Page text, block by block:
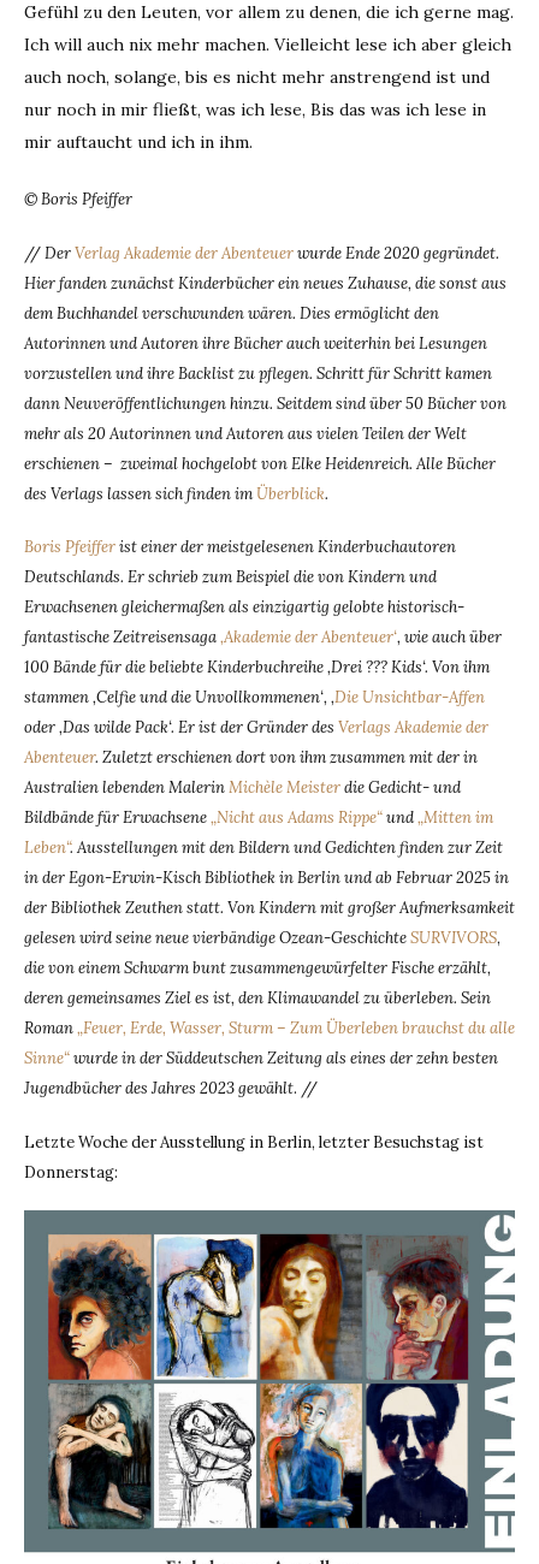
Gefühl zu den Leuten, vor allem zu denen, die ich gerne mag.
Ich will auch nix mehr machen. Vielleicht lese ich aber gleich
auch noch, solange, bis es nicht mehr anstrengend ist und
nur noch in mir fließt, was ich lese, Bis das was ich lese in
mir auftaucht und ich in ihm.
© Boris Pfeiffer
//DerVerlag Akademie der Abenteuerwurde Ende 2020 gegründet.
Hier fanden zunächst Kinderbücher ein neues Zuhause, die sonst aus
dem Buchhandel verschwunden wären. Dies ermöglicht den
Autorinnen und Autoren ihre Bücher auch weiterhin bei Lesungen
vorzustellen und ihre Backlist zu pflegen. Schritt für Schritt kamen
dann Neuveröffentlichungen hinzu. Seitdem sind über 50 Bücher von
mehr als 20 Autorinnen und Autoren aus vielen Teilen der Welt
erschienen – zweimal hochgelobt von Elke Heidenreich. Alle Bücher
des Verlags lassen sich finden imÜberblick.
Boris Pfeifferist einer der meistgelesenen Kinderbuchautoren
Deutschlands. Er schrieb zum Beispiel die von Kindern und
Erwachsenen gleichermaßen als einzigartig gelobte historisch-
fantastische Zeitreisensaga‚Akademie der Abenteuer‘, wie auch über
100 Bände für die beliebte Kinderbuchreihe ‚Drei ??? Kids‘. Von ihm
stammen ‚Celfie und die Unvollkommenen‘, ‚Die Unsichtbar-Affen
oder ‚Das wilde Pack‘. Er ist der Gründer des Verlags Akademie der
Abenteuer. Zuletzt erschienen dort von ihm zusammen mit der in
Australien lebenden MalerinMichèle Meisterdie Gedicht- und
Bildbände für Erwachsene„Nicht aus Adams Rippe“und„Mitten im
Leben“. Ausstellungen mit den Bildern und Gedichten finden zur Zeit
in der Egon-Erwin-Kisch Bibliothek in Berlin und ab Februar 2025 in
der Bibliothek Zeuthen statt. Von Kindern mit großer Aufmerksamkeit
gelesen wird seine neue vierbändige Ozean-GeschichteSURVIVORS,
die von einem Schwarm bunt zusammengewürfelter Fische erzählt,
deren gemeinsames Ziel es ist, den Klimawandel zu überleben. Sein
Roman„Feuer, Erde, Wasser, Sturm – Zum Überleben brauchst du alle
Sinne“wurde in der Süddeutschen Zeitung als eines der zehn besten
Jugendbücher des Jahres 2023 gewählt. //
Letzte Woche der Ausstellung in Berlin, letzter Besuchstag ist
Donnerstag: